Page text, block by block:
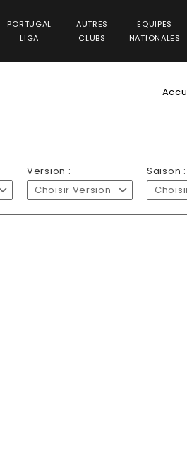
PORTUGAL
LIGA
AUTRES
CLUBS
EQUIPES
NATIONALES
Version :
Choisir Version
Saison :